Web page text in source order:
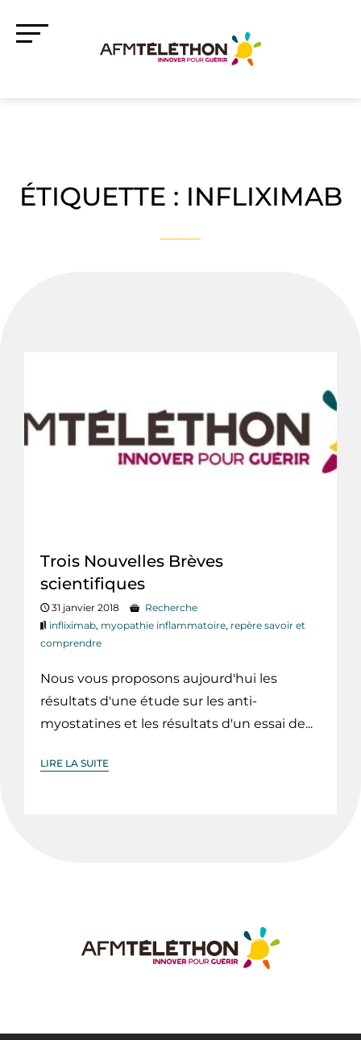
ÉTIQUETTE : INFLIXIMAB
Trois Nouvelles Brèves
scientifiques
31 janvier 2018
Recherche
infliximab, myopathie inflammatoire, repère savoir et
comprendre
Nous vous proposons aujourd'hui les
résultats d'une étude sur les anti-
myostatines et les résultats d'un essai de...
LIRE LA SUITE